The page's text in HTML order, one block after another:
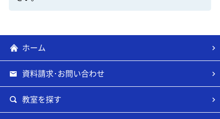
ホーム
資料請求･お問い合わせ
教室を探す